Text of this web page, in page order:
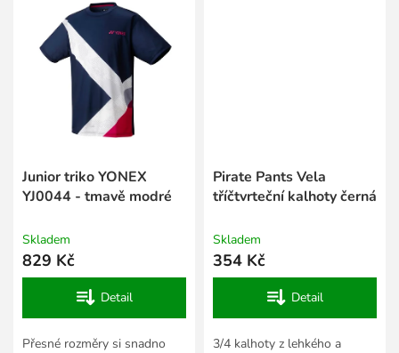
Junior triko YONEX
YJ0044 - tmavě modré
Skladem
829 Kč
Detail
Přesné rozměry si snadno
Pirate Pants Vela
tříčtvrteční kalhoty černá
Skladem
354 Kč
Detail
3/4 kalhoty z lehkého a